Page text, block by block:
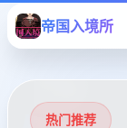
帝国入境所
热门推荐